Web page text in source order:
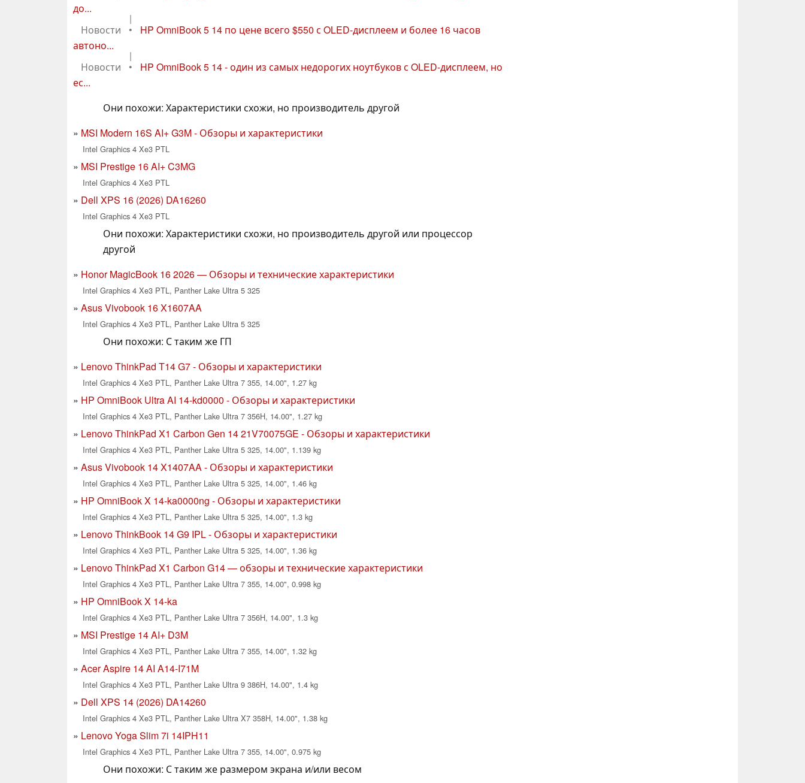
до...
|
Новости
•
HP OmniBook 5 14 по цене всего $550 с OLED-дисплеем и более 16 часов
автоно...
|
Новости
•
HP OmniBook 5 14 - один из самых недорогих ноутбуков с OLED-дисплеем, но
ес...
Они похожи: Характеристики схожи, но производитель другой
MSI Modern 16S AI+ G3M - Обзоры и характеристики
Intel Graphics 4 Xe3 PTL
MSI Prestige 16 AI+ C3MG
Intel Graphics 4 Xe3 PTL
Dell XPS 16 (2026) DA16260
Intel Graphics 4 Xe3 PTL
Они похожи: Характеристики схожи, но производитель другой или процессор
другой
Honor MagicBook 16 2026 — Обзоры и технические характеристики
Intel Graphics 4 Xe3 PTL, Panther Lake Ultra 5 325
Asus Vivobook 16 X1607AA
Intel Graphics 4 Xe3 PTL, Panther Lake Ultra 5 325
Они похожи: С таким же ГП
Lenovo ThinkPad T14 G7 - Обзоры и характеристики
Intel Graphics 4 Xe3 PTL, Panther Lake Ultra 7 355, 14.00", 1.27 kg
HP OmniBook Ultra AI 14-kd0000 - Обзоры и характеристики
Intel Graphics 4 Xe3 PTL, Panther Lake Ultra 7 356H, 14.00", 1.27 kg
Lenovo ThinkPad X1 Carbon Gen 14 21V70075GE - Обзоры и характеристики
Intel Graphics 4 Xe3 PTL, Panther Lake Ultra 5 325, 14.00", 1.139 kg
Asus Vivobook 14 X1407AA - Обзоры и характеристики
Intel Graphics 4 Xe3 PTL, Panther Lake Ultra 5 325, 14.00", 1.46 kg
HP OmniBook X 14-ka0000ng - Обзоры и характеристики
Intel Graphics 4 Xe3 PTL, Panther Lake Ultra 5 325, 14.00", 1.3 kg
Lenovo ThinkBook 14 G9 IPL - Обзоры и характеристики
Intel Graphics 4 Xe3 PTL, Panther Lake Ultra 5 325, 14.00", 1.36 kg
Lenovo ThinkPad X1 Carbon G14 — обзоры и технические характеристики
Intel Graphics 4 Xe3 PTL, Panther Lake Ultra 7 355, 14.00", 0.998 kg
HP OmniBook X 14-ka
Intel Graphics 4 Xe3 PTL, Panther Lake Ultra 7 356H, 14.00", 1.3 kg
MSI Prestige 14 AI+ D3M
Intel Graphics 4 Xe3 PTL, Panther Lake Ultra 7 355, 14.00", 1.32 kg
Acer Aspire 14 AI A14-I71M
Intel Graphics 4 Xe3 PTL, Panther Lake Ultra 9 386H, 14.00", 1.4 kg
Dell XPS 14 (2026) DA14260
Intel Graphics 4 Xe3 PTL, Panther Lake Ultra X7 358H, 14.00", 1.38 kg
Lenovo Yoga Slim 7i 14IPH11
Intel Graphics 4 Xe3 PTL, Panther Lake Ultra 7 355, 14.00", 0.975 kg
Они похожи: С таким же размером экрана и/или весом